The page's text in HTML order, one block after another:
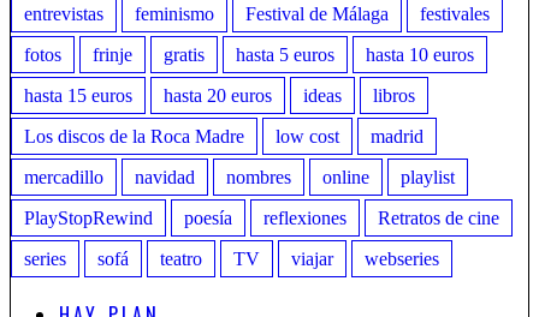
entrevistas
feminismo Festival de Málaga
festivales
fotos
frinje gratis hasta 5 euros
hasta 10 euros
hasta 15 euros
hasta 20 euros ideas
libros
Los discos de la Roca Madre
low cost
madrid
mercadillo
navidad nombres online
playlist
PlayStopRewind
poesía reflexiones
Retratos de cine
series
sofá teatro TV viajar webseries